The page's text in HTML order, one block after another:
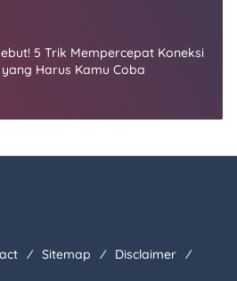
5 Trik Mempercepat Koneksi
Harus Kamu Coba
Sitemap
Disclaimer